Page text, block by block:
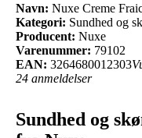
Navn: Nuxe Creme
Kategori: Sundhed og
Producent: Nuxe
Varenummer: 79102
EAN: 3264680012303
24 anmeldelser
Sundhed og